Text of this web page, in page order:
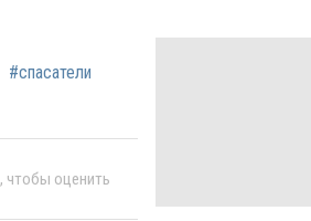
#спасатели
, чтобы оценить